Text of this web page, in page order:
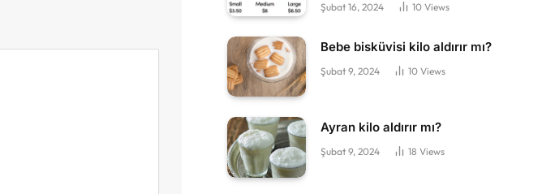
Şubat 16, 2024 10 Views
Bebe bisküvisi kilo aldırır mı?
Şubat 9, 2024 10 Views
Ayran kilo aldırır mı?
Şubat 9, 2024 18 Views